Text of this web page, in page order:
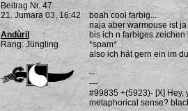
Beitrag Nr. 47
21. Jumara 03, 16:42
Andùril
Rang: Jüngling
boah cool farbig...
naja aber warmouse ist
bis ich n farbiges zeichen
*spam*
also ich hät gern ein im
--
---
#99835 +(5923)- [X] Hey,
metaphorical sense?